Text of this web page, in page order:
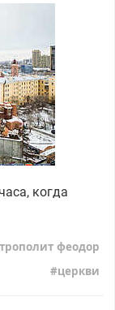
когда
феодор
церкви